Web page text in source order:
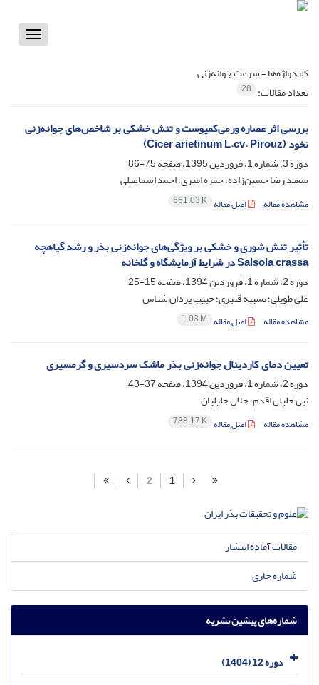
Toggle
کلیدواژه‌ها =سرعت جوانه‌زنی
تعداد مقالات: 28
بررسی اثر عصاره ورمی‌کمپوست و تنش خشکی بر شاخص‌های جوانه‌زنی
نخود (Cicer arietinum L.cv. Pirouz)
دوره 3، شماره 1، فروردین 1395، صفحه
75-86
سعید رضا حسین‌زاده؛ حمزه امیری؛ احمد اسماعیلی
مشاهده مقاله اصل مقاله 661.03 K
تأثیر تنش شوری و خشکی بر ویژگی‌های جوانه‌زنی بذر و رشد گیاهچه
Salsola crassa در شرایط آزمایشگاه و گلخانه
دوره 2، شماره 1، فروردین 1394، صفحه
15-25
علی طویلی؛ نسیبه قنبری؛ حبیب یزدان شناس
مشاهده مقاله اصل مقاله 1.03 M
تعیین دمای کاردینال جوانه‌زنی بذر ماشک سردسیری و گرمسیری
دوره 2، شماره 1، فروردین 1394، صفحه
37-43
نبی خلیلی اقدم؛ جلال جلیلیان
مشاهده مقاله اصل مقاله 788.17 K
1
2
مقالات آماده انتشار
شماره جاری
شماره‌های پیشین نشریه
دوره 12 (1404)